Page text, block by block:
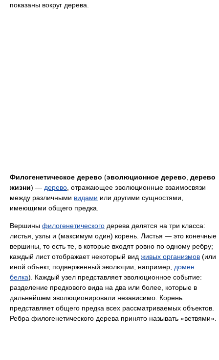
показаны вокруг дерева.
Филогенетическое дерево (эволюционное дерево дерево
жизни) — дерево , отражающее эволюционные взаимосвязи
между различными видами или другими сущностями,
имеющими общего предка.
Вершины филогенетического дерева делятся на три класса:
листья, узлы и (максимум один) корень. Листья — это конечные
вершины, то есть те, в которые входят ровно по одному ребру;
каждый лист отображает некоторый вид живых организмов (или
иной объект, подверженный эволюции, например, домен
белка). Каждый узел представляет эволюционное событие:
разделение предкового вида на два или более, которые в
дальнейшем эволюционировали независимо. Корень
представляет общего предка всех рассматриваемых объектов.
Ребра филогенетического дерева принято называть «ветвями».